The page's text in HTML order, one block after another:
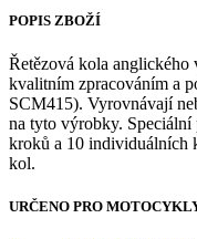
POPIS ZBOŽÍ
Řetězová kola
kvalitním zpracováním a
SCM415). Vyrovnávají
na tyto výrobky.
kroků a 10 individuálních
kol.
URČENO PRO